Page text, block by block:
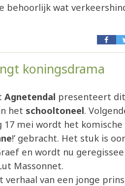
behoorlijk wat
koningsdrama
Agnetendal presenteert
het schooltoneel.
17 mei wordt het
!’ gebracht. Het stuk is
en wordt nu
Massonnet.
verhaal van een jonge